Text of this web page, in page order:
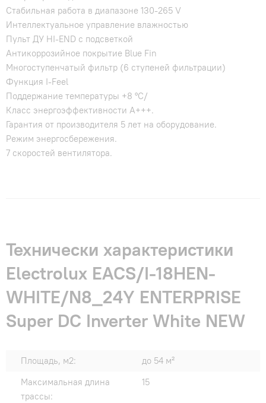
Стабильная работа в диапазоне 130-265 V
Интеллектуальное управление влажностью
Пульт ДУ HI-END с подсветкой
Антикоррозийное покрытие Blue Fin
Многоступенчатый фильтр (6 ступеней фильтрации)
Функция I-Feel
Поддержание температуры +8 °C/
Класс энергоэффективности А+++.
Гарантия от производителя 5 лет на оборудование.
Режим энергосбережения.
7 скоростей вентилятора.
Технически характеристики
Electrolux EACS/I-18HEN-
WHITE/N8_24Y ENTERPRISE
Super DC Inverter White NEW
Площадь, м2:
до 54 м²
Максимальная длина
трассы:
15